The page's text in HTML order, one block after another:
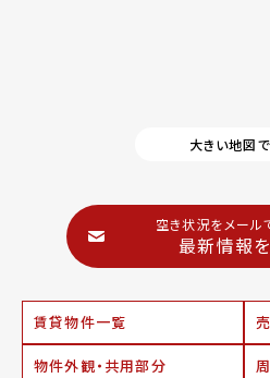
大きい地図
空き状況をメール
最新情報
賃貸物件一覧
物件外観・共用部分